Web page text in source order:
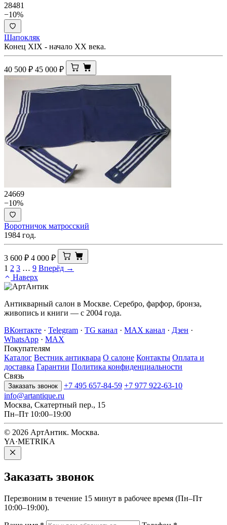
28481
−10%
Шапокляк
Конец XIX - начало ХХ века.
40 500 ₽ 45 000 ₽
24669
−10%
Воротничок матросский
1984 год.
3 600 ₽ 4 000 ₽
1 2 3 … 9 Вперёд →
Наверх
Антикварный салон в Москве. Серебро, фарфор, бронза,
живопись и книги — с 2004 года.
ВКонтакте · Telegram · TG канал · MAX канал · Дзен ·
WhatsApp · MAX
Покупателям
Каталог Вестник антиквара О салоне Контакты Оплата и
доставка Гарантии Политика конфиденциальности
Связь
Заказать звонок +7 495 657-84-59 +7 977 922-63-10
info@artantique.ru
Москва, Скатертный пер., 15
Пн–Пт 10:00–19:00
© 2026 АртАнтик. Москва.
YA·METRIKA
Заказать звонок
Перезвоним в течение 15 минут в рабочее время (Пн–Пт
10:00–19:00).